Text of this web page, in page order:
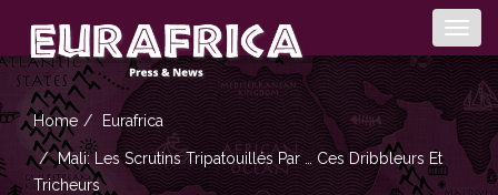
Home Eurafrica
Mali: Les Scrutins Tripatouillés Par … Ces Dribbleurs Et
Tricheurs